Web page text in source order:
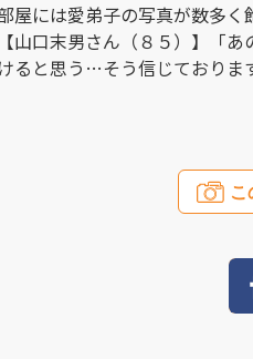
屋には愛弟子の写真が数多く
【山口末男さん（８５）】「
けると思う…そう信じておりま
こ